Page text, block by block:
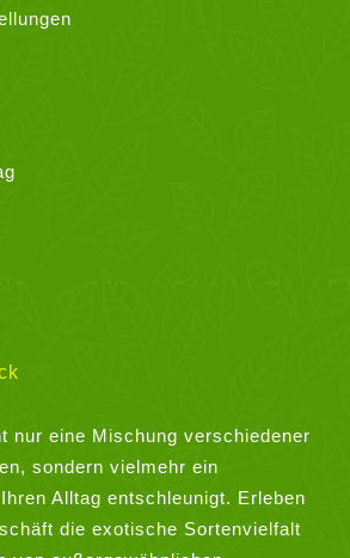
nur eine Mischung verschiedener
sondern vielmehr ein
Alltag entschleunigt. Erleben
die exotische Sortenvielfalt